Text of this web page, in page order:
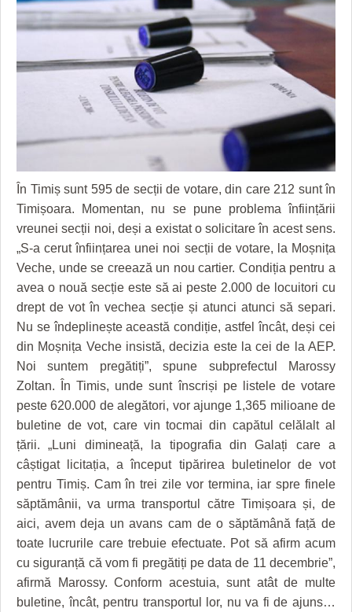
JURNAL DE CAMPANIE
ZÂMBETE AMARE
GRĂDINA TAICII DOMNULUI
ZIARISTU’ DE TERASĂ
CU OIŞTEA-N KIERKEGAARD
PE SURSE
ULTRAMARIN VA RECOMANDA
CRONICĂ DE FILM
UNDE MERGEM
FILME DOCUMENTARE
JOCURI ONLINE
SĂNĂTATE
ANUNŢURI
INFO SI UTILE
INVATAMANT
JUSTITIE
FILME DOCUMENTARE
CLIPURI VIDEO
DIVERSE
FARMACII DIN TIMIŞOARA
HARTA TIMIŞOAREI
LICEE, ŞCOLI ŞI GRĂDINIŢE DIN TIMIŞ
PRIMĂRIILE DIN TIMIŞ
SFATUL MEDICULUI
SFATURI JURIDICE
În Timiș sunt 595 de secții de votare, din care 212 sunt în
Timișoara. Momentan, nu se pune problema înființării
vreunei secții noi, deși a existat o solicitare în acest sens.
„S-a cerut înființarea unei noi secții de votare, la Moșnița
Veche, unde se creează un nou cartier. Condiția pentru a
avea o nouă secție este să ai peste 2.000 de locuitori cu
drept de vot în vechea secție și atunci atunci să separi.
Nu se îndeplinește această condiție, astfel încât, deși cei
din Moșnița Veche insistă, decizia este la cei de la AEP.
Noi suntem pregătiți”, spune subprefectul Marossy
Zoltan. În Timis, unde sunt înscriși pe listele de votare
peste 620.000 de alegători, vor ajunge 1,365 milioane de
buletine de vot, care vin tocmai din capătul celălalt al
țării. „Luni dimineață, la tipografia din Galați care a
câștigat licitația, a început tipărirea buletinelor de vot
pentru Timiș. Cam în trei zile vor termina, iar spre finele
săptămânii, va urma transportul către Timișoara și, de
aici, avem deja un avans cam de o săptămână față de
toate lucrurile care trebuie efectuate. Pot să afirm acum
cu siguranță că vom fi pregătiți pe data de 11 decembrie”,
afirmă Marossy. Conform acestuia, sunt atât de multe
buletine, încât, pentru transportul lor, nu va fi de ajuns…